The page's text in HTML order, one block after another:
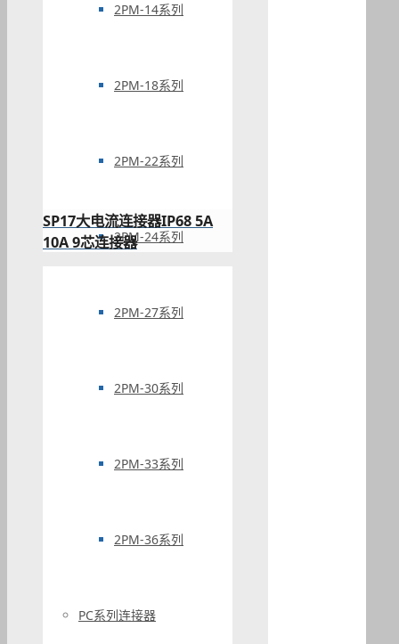
2PM-14系列
2PM-18系列
2PM-22系列
2PM-24系列
2PM-27系列
2PM-30系列
2PM-33系列
2PM-36系列
PC系列连接器
SP17大电流连接器IP68 5A
10A 9芯连接器